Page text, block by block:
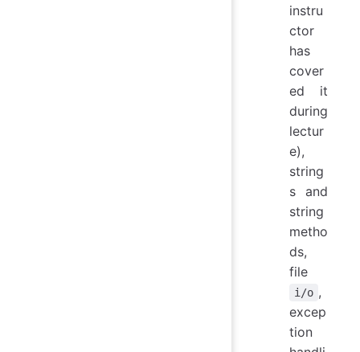
instru
ctor
has
cover
ed it
during
lectur
e),
string
s and
string
metho
ds,
file
i/o ,
excep
tion